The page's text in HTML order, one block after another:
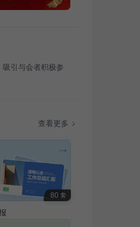
引与会者积极参
查看更多
80 套